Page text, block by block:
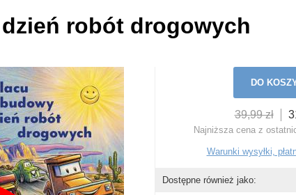
robót drogowych
DO
39,99 zł
Najniższa cena z
Warunki wysyłki,
Dostępne również jako: